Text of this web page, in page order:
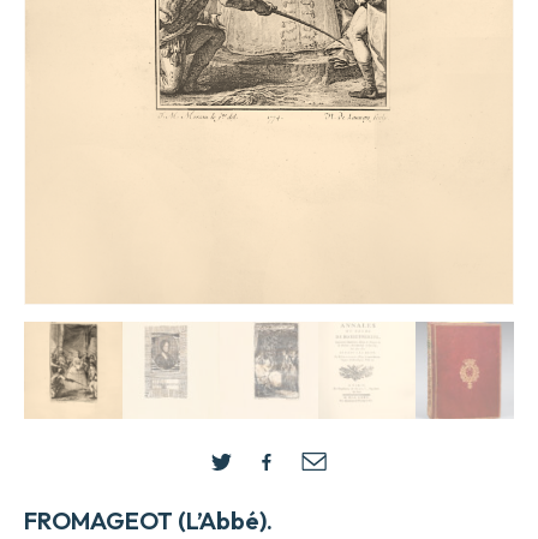
FROMAGEOT (L’Abbé).